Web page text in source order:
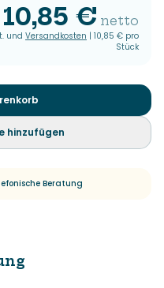
10,85 € netto
und Versandkosten | 10,85 € pro
Stück
hinzufügen
Beratung